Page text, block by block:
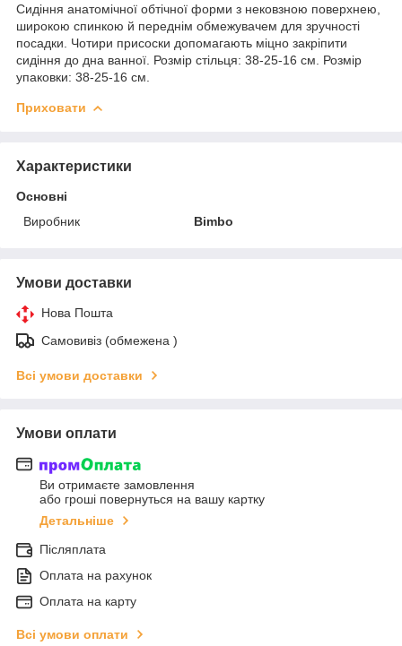
Сидіння анатомічної обтічної форми з нековзною поверхнею,
широкою спинкою й переднім обмежувачем для зручності
посадки. Чотири присоски допомагають міцно закріпити
сидіння до дна ванної. Розмір стільця: 38-25-16 см. Розмір
упаковки: 38-25-16 см.
Приховати
Характеристики
Основні
Виробник
Bimbo
Умови доставки
Нова Пошта
Самовивіз (обмежена )
Всі умови доставки
Умови оплати
Ви отримаєте замовлення
або гроші повернуться на вашу картку
Детальніше
Післяплата
Оплата на рахунок
Оплата на карту
Всі умови оплати